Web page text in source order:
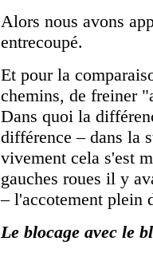
Alors nous avons
entrecoupé.
Et pour la
chemins, de freiner
Dans quoi la
différence – dans la
vivement cela s'est
gauches roues il y
– l'accotement plein
Le blocage avec le